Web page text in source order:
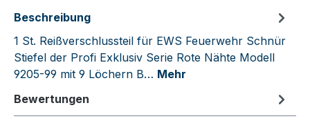
Beschreibung
1 St. Reißverschlussteil für EWS Feuerwehr Schnür
Stiefel der Profi Exklusiv Serie Rote Nähte Modell
9205-99 mit 9 Löchern B… Mehr
Bewertungen